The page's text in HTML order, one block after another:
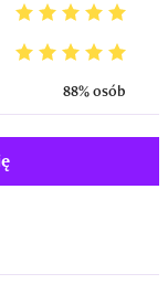
88% osób